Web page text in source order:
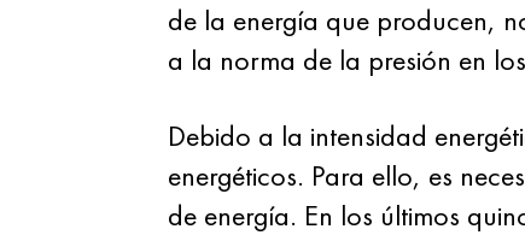
de la energía que producen,
a la norma de la presión en
Debido a la intensidad
energéticos. Para ello, es
de energía. En los últimos